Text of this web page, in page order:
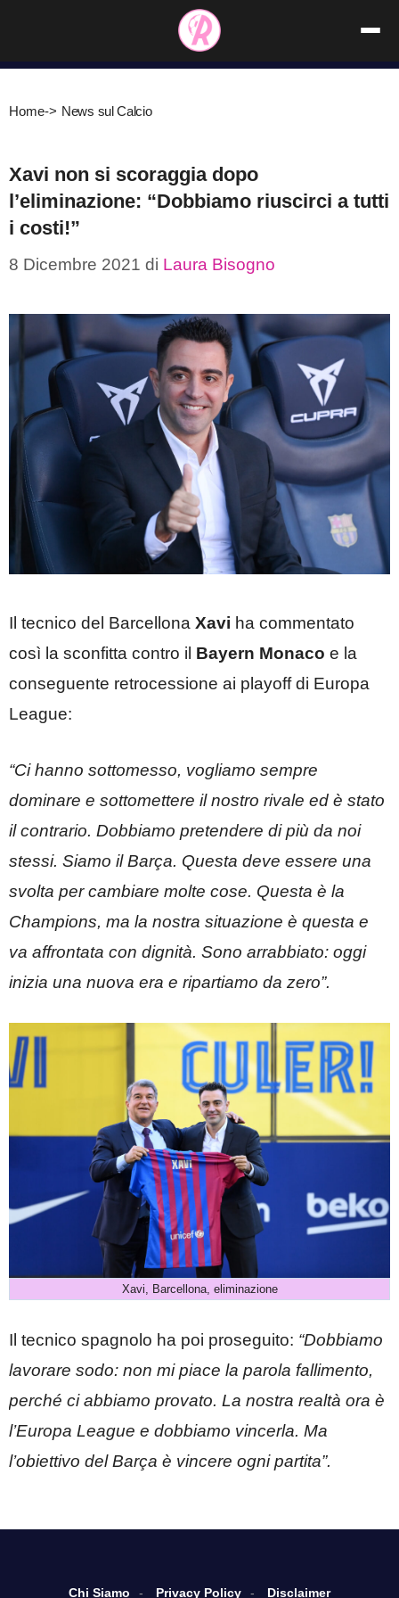
contenuto
Home-> News sul Calcio
Xavi non si scoraggia dopo
l’eliminazione: “Dobbiamo riuscirci a tutti
i costi!”
8 Dicembre 2021 di Laura Bisogno
Il tecnico del Barcellona Xavi ha commentato
così la sconfitta contro il Bayern Monaco e la
conseguente retrocessione ai playoff di Europa
League:
“Ci hanno sottomesso, vogliamo sempre
dominare e sottomettere il nostro rivale ed è stato
il contrario. Dobbiamo pretendere di più da noi
stessi. Siamo il Barça. Questa deve essere una
svolta per cambiare molte cose. Questa è la
Champions, ma la nostra situazione è questa e
va affrontata con dignità. Sono arrabbiato: oggi
inizia una nuova era e ripartiamo da zero”.
Xavi, Barcellona, eliminazione
Il tecnico spagnolo ha poi proseguito: “Dobbiamo
lavorare sodo: non mi piace la parola fallimento,
perché ci abbiamo provato. La nostra realtà ora è
l’Europa League e dobbiamo vincerla. Ma
l’obiettivo del Barça è vincere ogni partita”.
Chi Siamo Privacy Policy Disclaimer